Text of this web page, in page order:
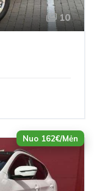
10
Nuo 162€/Mėn